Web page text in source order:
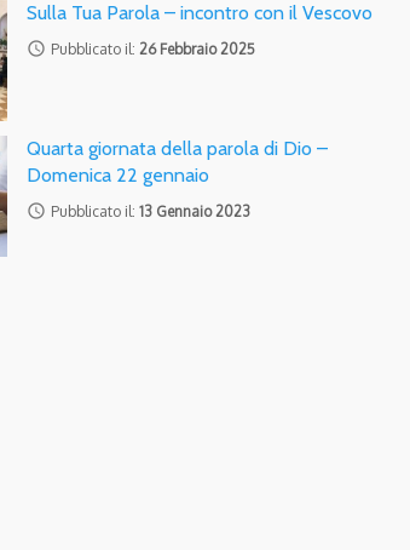
Sulla Tua Parola – incontro con il Vescovo
access_time Pubblicato il: 26 Febbraio 2025
Quarta giornata della parola di Dio –
Domenica 22 gennaio
access_time Pubblicato il:13 Gennaio 2023